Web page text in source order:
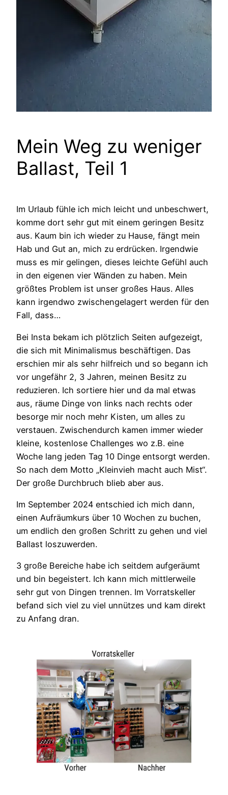
Mein Weg zu weniger
Ballast, Teil 1
Im Urlaub fühle ich mich leicht und unbeschwert,
komme dort sehr gut mit einem geringen Besitz
aus. Kaum bin ich wieder zu Hause, fängt mein
Hab und Gut an, mich zu erdrücken. Irgendwie
muss es mir gelingen, dieses leichte Gefühl auch
in den eigenen vier Wänden zu haben. Mein
größtes Problem ist unser großes Haus. Alles
kann irgendwo zwischengelagert werden für den
Fall, dass…
Bei Insta bekam ich plötzlich Seiten aufgezeigt,
die sich mit Minimalismus beschäftigen. Das
erschien mir als sehr hilfreich und so begann ich
vor ungefähr 2, 3 Jahren, meinen Besitz zu
reduzieren. Ich sortiere hier und da mal etwas
aus, räume Dinge von links nach rechts oder
besorge mir noch mehr Kisten, um alles zu
verstauen. Zwischendurch kamen immer wieder
kleine, kostenlose Challenges wo z.B. eine
Woche lang jeden Tag 10 Dinge entsorgt werden.
So nach dem Motto „Kleinvieh macht auch Mist“.
Der große Durchbruch blieb aber aus.
Im September 2024 entschied ich mich dann,
einen Aufräumkurs über 10 Wochen zu buchen,
um endlich den großen Schritt zu gehen und viel
Ballast loszuwerden.
3 große Bereiche habe ich seitdem aufgeräumt
und bin begeistert. Ich kann mich mittlerweile
sehr gut von Dingen trennen. Im Vorratskeller
befand sich viel zu viel unnützes und kam direkt
zu Anfang dran.